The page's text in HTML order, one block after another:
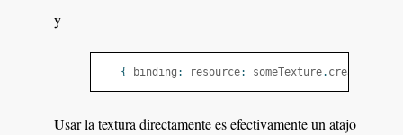
y
{ binding : resource: someTexture. createView
Usar la textura directamente es efectivamente un atajo